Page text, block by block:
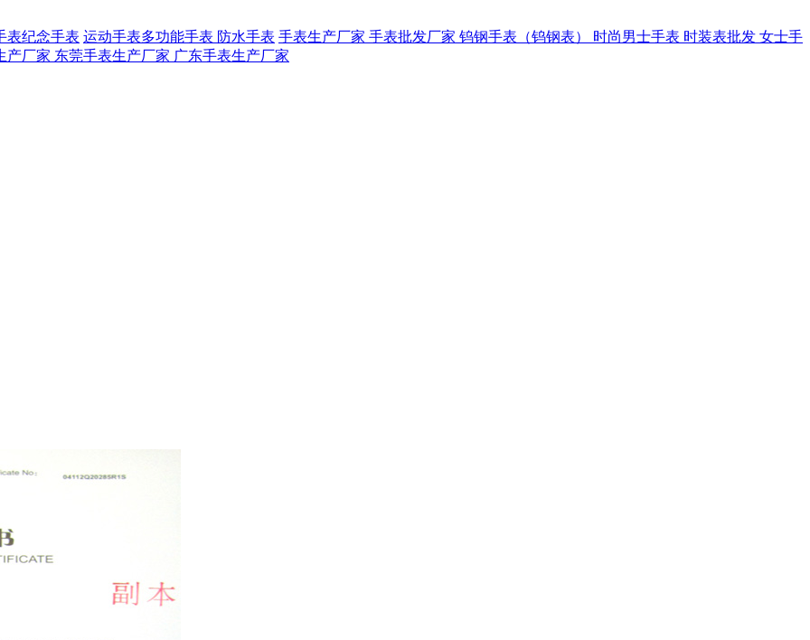
表纪念手表 运动手表多功能手表 防水手表 手表生产厂家 手表批发厂家 钨钢手表（钨钢表） 时尚男士手表 时装表批发 女士手
产厂家 东莞手表生产厂家 广东手表生产厂家